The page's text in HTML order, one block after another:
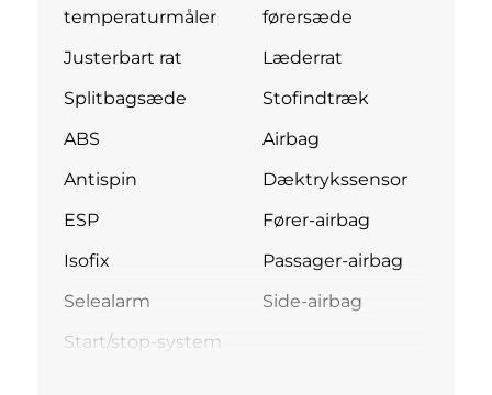
temperaturmåler
førersæde
Justerbart rat
Læderrat
Splitbagsæde
Stofindtræk
ABS
Airbag
Antispin
Dæktrykssensor
ESP
Fører-airbag
Isofix
Passager-airbag
Selealarm
Side-airbag
Start/stop-system